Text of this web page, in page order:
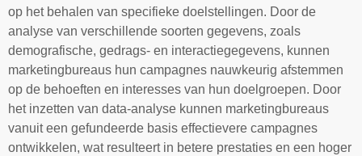
op het behalen van specifieke doelstellingen. Door de
analyse van verschillende soorten gegevens, zoals
demografische, gedrags- en interactiegegevens, kunnen
marketingbureaus hun campagnes nauwkeurig afstemmen
op de behoeften en interesses van hun doelgroepen. Door
het inzetten van data-analyse kunnen marketingbureaus
vanuit een gefundeerde basis effectievere campagnes
ontwikkelen, wat resulteert in betere prestaties en een hoger